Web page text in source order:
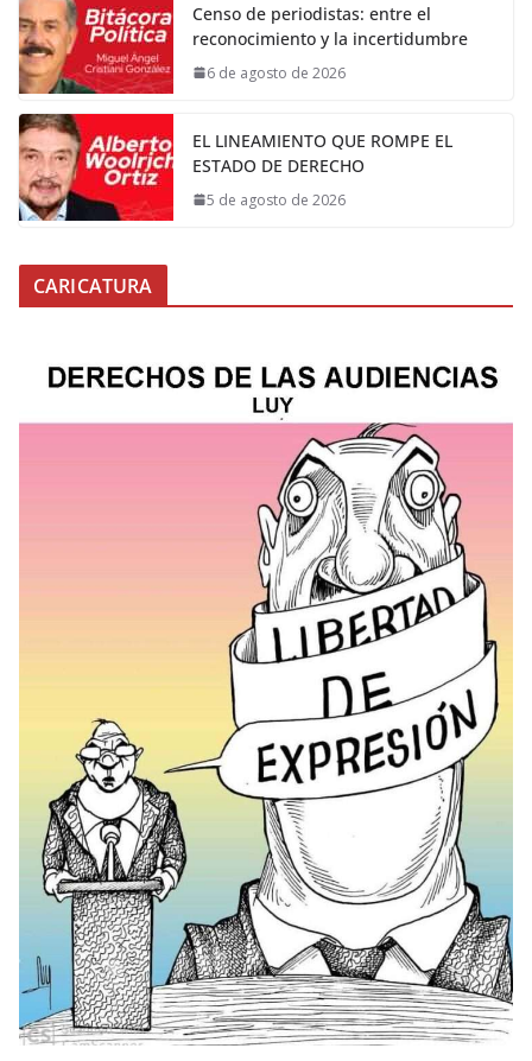
Censo de periodistas: entre el
reconocimiento y la incertidumbre
6 de agosto de 2026
EL LINEAMIENTO QUE ROMPE EL
ESTADO DE DERECHO
5 de agosto de 2026
CARICATURA